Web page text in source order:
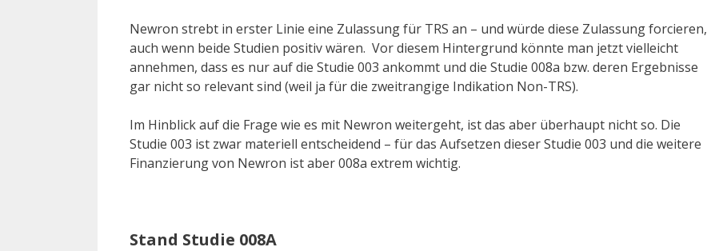
Newron strebt in erster Linie eine Zulassung für TRS an – und würde diese Zulassung forcieren,
auch wenn beide Studien positiv wären. Vor diesem Hintergrund könnte man jetzt vielleicht
annehmen, dass es nur auf die Studie 003 ankommt und die Studie 008a bzw. deren Ergebnisse
gar nicht so relevant sind (weil ja für die zweitrangige Indikation Non-TRS).
Im Hinblick auf die Frage wie es mit Newron weitergeht, ist das aber überhaupt nicht so. Die
Studie 003 ist zwar materiell entscheidend – für das Aufsetzen dieser Studie 003 und die weitere
Finanzierung von Newron ist aber 008a extrem wichtig.
Stand Studie 008A